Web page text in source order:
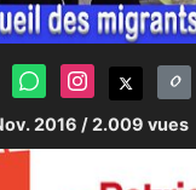
2016 / 2.009 vues